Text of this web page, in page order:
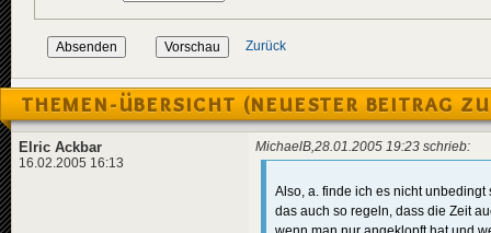
Zurück
THEMEN-ÜBERSICHT (NEUESTER BEITRAG
Elric Ackbar
16.02.2005 16:13
MichaelB,28.01.2005 19:23 schrieb:
Also, a. finde ich es nicht
das auch so regeln, dass die Zeit